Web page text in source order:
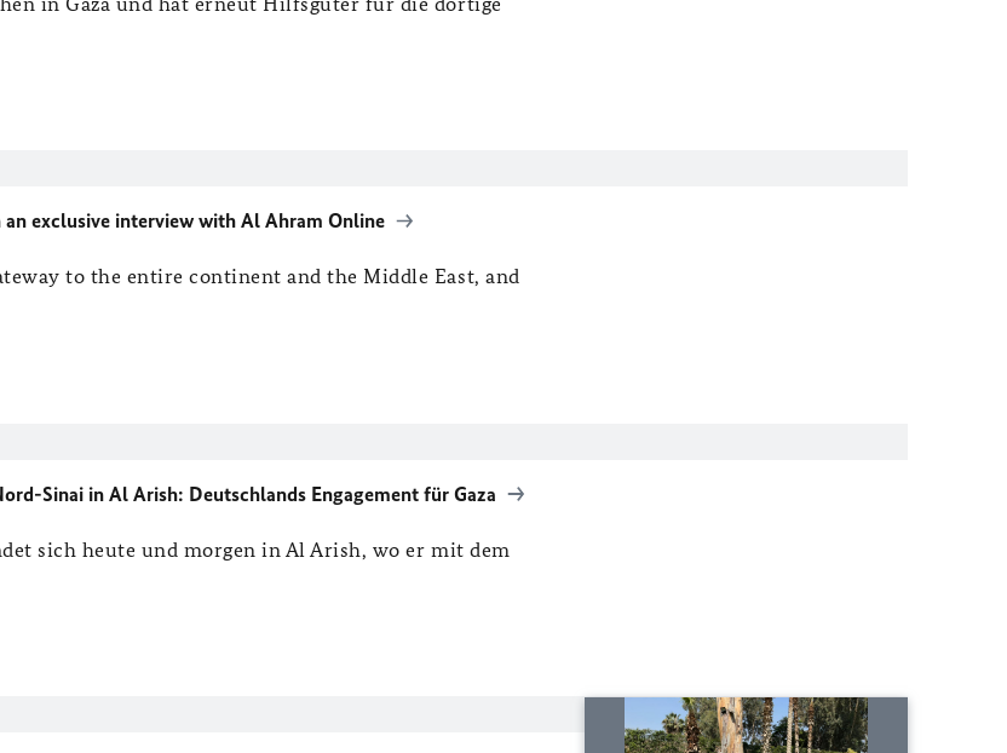
an exclusive interview with Al Ahram Online
to the entire continent and the Middle East, and
Sinai in Al Arish: Deutschlands Engagement für Gaza
sich heute und morgen in Al Arish, wo er mit dem